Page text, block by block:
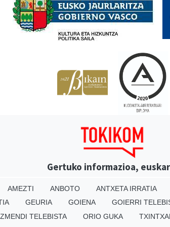
Gertuko informazioa,
AMEZTI ANBOTO ANTXETA IRRATIA
GEURIA GOIENA GOIERRI
TELEBISTA ORIO GUKA